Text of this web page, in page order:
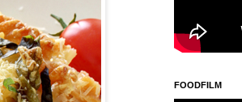
FOODFILM